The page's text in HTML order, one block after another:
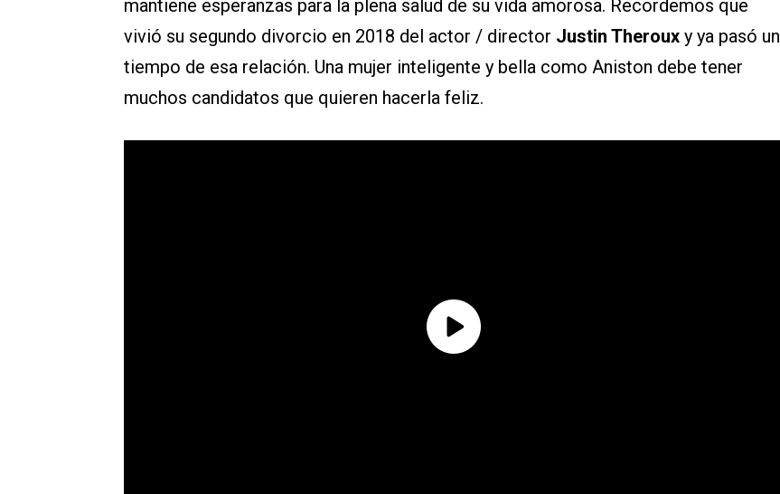
mantiene esperanzas para la plena salud de su vida amorosa. Recordemos que
vivió su segundo divorcio en 2018 del actor / director Justin Theroux y ya pasó un
tiempo de esa relación. Una mujer inteligente y bella como Aniston debe tener
muchos candidatos que quieren hacerla feliz.